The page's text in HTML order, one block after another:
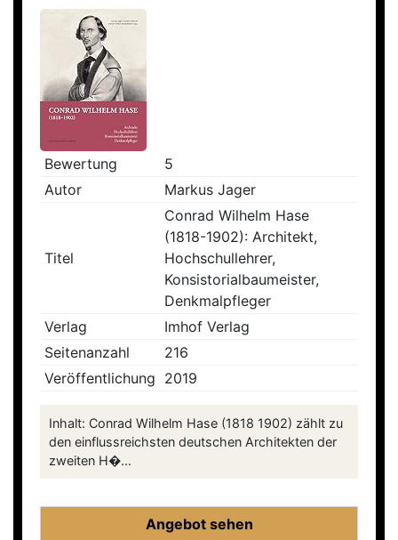
Bewertung
5
Autor
Markus Jager
Titel
Conrad Wilhelm Hase
(1818-1902): Architekt,
Hochschullehrer,
Konsistorialbaumeister,
Denkmalpfleger
Verlag
Imhof Verlag
Seitenanzahl
216
Veröffentlichung 2019
Inhalt: Conrad Wilhelm Hase (1818 1902) zählt zu
den einflussreichsten deutschen Architekten der
zweiten H�...
Angebot sehen